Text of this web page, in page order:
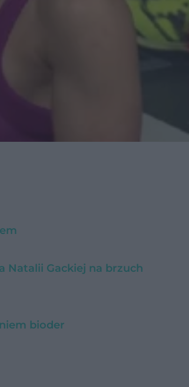
Natalii Gackiej na brzuch
bioder